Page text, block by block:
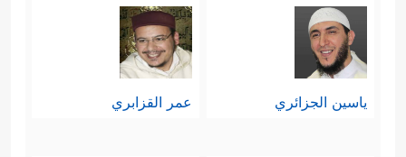
ياسين الجزائري عمر القزابري